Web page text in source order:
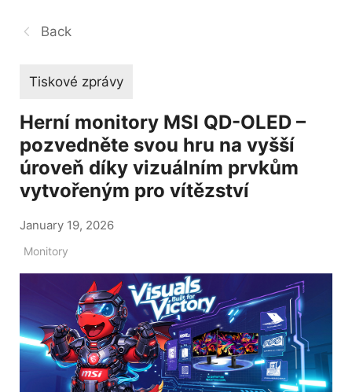
Back
Tiskové zprávy
Herní monitory MSI QD-OLED –
pozvedněte svou hru na vyšší
úroveň díky vizuálním prvkům
vytvořeným pro vítězství
January 19, 2026
Monitory